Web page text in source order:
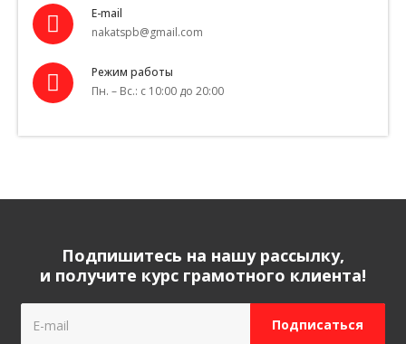
E-mail
nakatspb@gmail.com
Режим работы
Пн. – Вс.: с 10:00 до 20:00
Подпишитесь на нашу рассылку,
и получите курс грамотного клиента!